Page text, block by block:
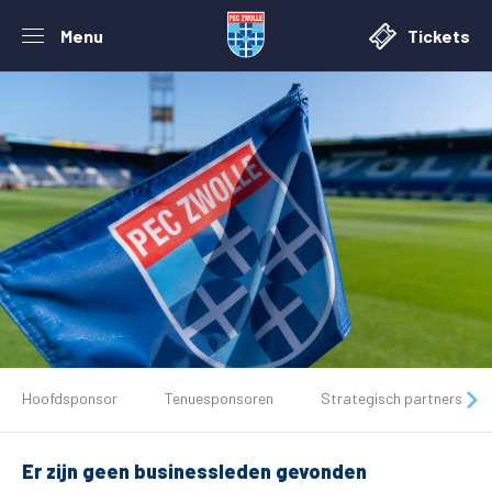
Menu Tickets
Tickets
Matchdays
Hoofdsponsor Tenuesponsoren Strategisch partners
Er zijn geen businessleden gevonden